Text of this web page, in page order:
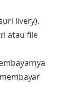
livery).
atau file